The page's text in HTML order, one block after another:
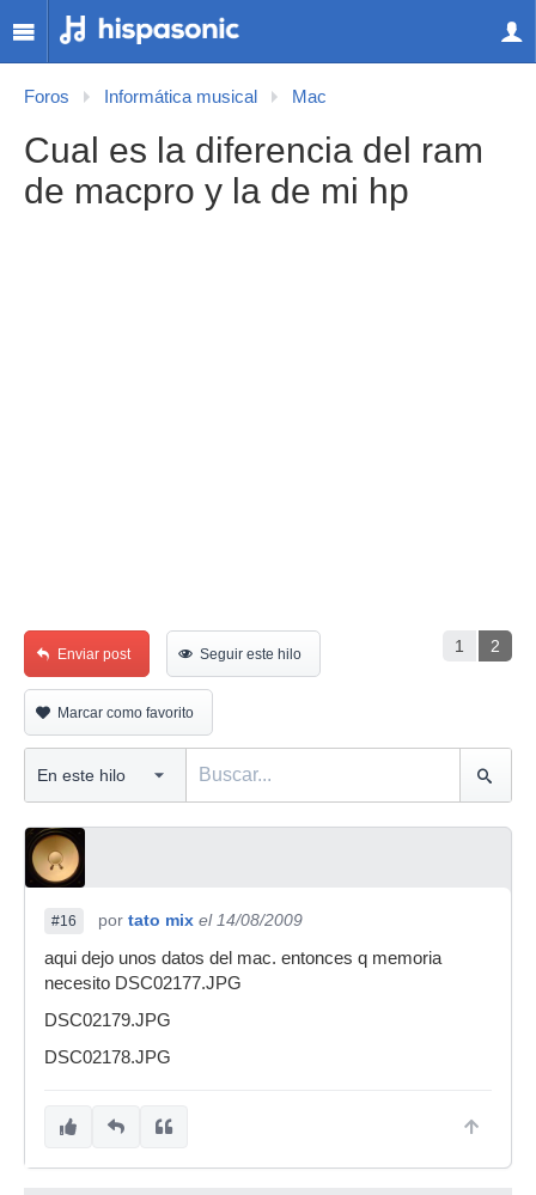
Foros Informática musical Mac
Cual es la diferencia del ram
de macpro y la de mi hp
1 2
Enviar post Seguir este hilo
Marcar como favorito
#16 por tato mix el 14/08/2009
aqui dejo unos datos del mac. entonces q memoria
necesito DSC02177.JPG
DSC02179.JPG
DSC02178.JPG